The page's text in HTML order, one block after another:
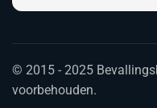
© 2015 - 2025
voorbehouden.